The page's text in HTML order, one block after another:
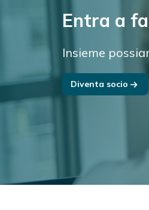
Entra a
Insieme
Diventa socio